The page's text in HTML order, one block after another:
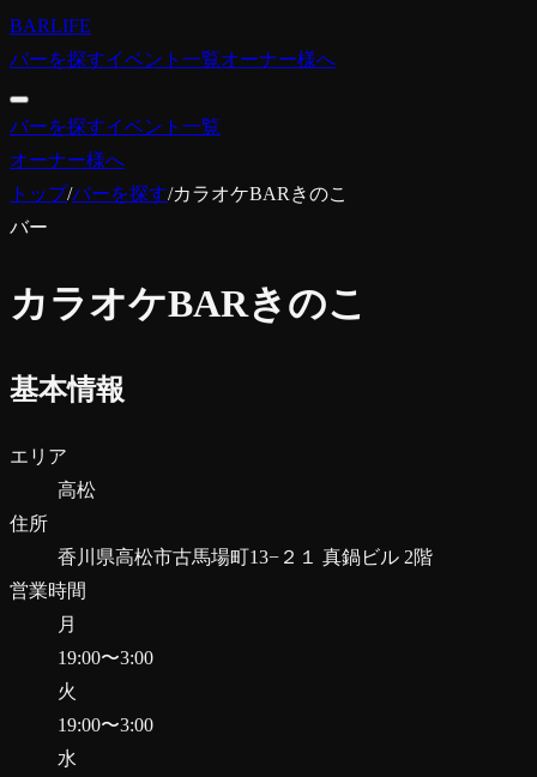
BARLIFE
バーを探すイベント一覧オーナー様へ
バーを探すイベント一覧
オーナー様へ
トップ/バーを探す/カラオケBARきのこ
バー
カラオケBARきのこ
基本情報
エリア
高松
住所
香川県高松市古馬場町13−２１ 真鍋ビル 2階
営業時間
月
19:00〜3:00
火
19:00〜3:00
水